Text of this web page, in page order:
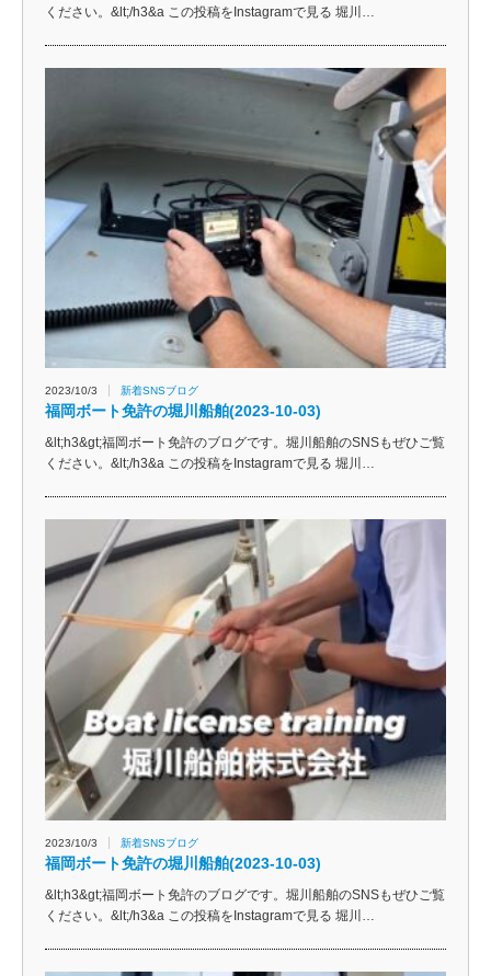
ください。&lt;/h3&a この投稿をInstagramで見る 堀川…
2023/10/3 新着SNSブログ
福岡ボート免許の堀川船舶(2023-10-03)
&lt;h3&gt;福岡ボート免許のブログです。堀川船舶のSNSもぜひご覧
ください。&lt;/h3&a この投稿をInstagramで見る 堀川…
2023/10/3 新着SNSブログ
福岡ボート免許の堀川船舶(2023-10-03)
&lt;h3&gt;福岡ボート免許のブログです。堀川船舶のSNSもぜひご覧
ください。&lt;/h3&a この投稿をInstagramで見る 堀川…